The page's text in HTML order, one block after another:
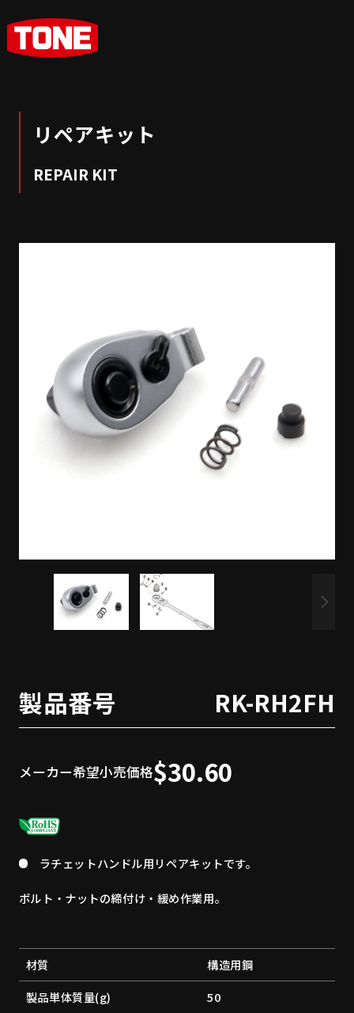
リペアキット
REPAIR KIT
製品番号 RK-RH2FH
メーカー希望小売価格$30.60
ラチェットハンドル用リペアキットです。
ボルト・ナットの締付け・緩め作業用。
材質
構造用鋼
製品単体質量(g)
50